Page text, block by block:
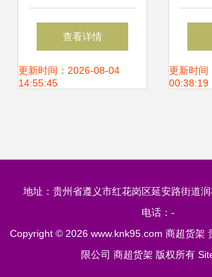
耕足部市场十五
年，扛起民族日化
查看详情
更新时间：2026-08-04
14:55:45
应
陈列
更新时间
00:38:19
地址：贵州省遵义市红花岗区延安路街道
电话：-
Copyright © 2026 www.knk95.com 商超货架
限公司 商超货架 版权所有